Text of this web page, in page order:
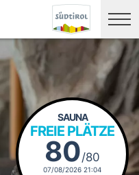
SAUNA
FREIE PLÄTZE
80/80
07/08/2026 21:04